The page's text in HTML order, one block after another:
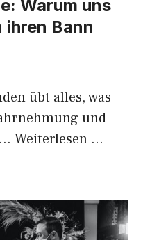
Warum uns
ihren Bann
übt alles, was
und
Weiterlesen …